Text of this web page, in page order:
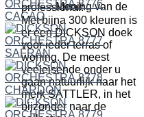
Mening van de professional:
Met bijna 300 kleuren is
er een DICKSON doek
voor ieder terras of
woning. De meest
veeleisende onder u
gaan natuurlijk naar het
merk SATTLER, in het
bijzonder naar de